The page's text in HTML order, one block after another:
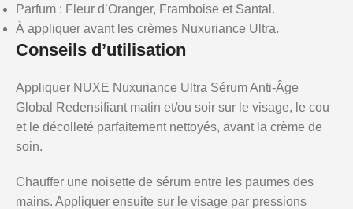
Parfum : Fleur d’Oranger, Framboise et Santal.
À appliquer avant les crèmes Nuxuriance Ultra.
Conseils d’utilisation
Appliquer NUXE Nuxuriance Ultra Sérum Anti-Âge
Global Redensifiant matin et/ou soir sur le visage, le cou
et le décolleté parfaitement nettoyés, avant la crème de
soin.
Chauffer une noisette de sérum entre les paumes des
mains. Appliquer ensuite sur le visage par pressions